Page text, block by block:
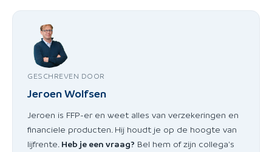
GESCHREVEN DOOR
Jeroen Wolfsen
Jeroen is FFP-er en weet alles van verzekeringen en
financiele producten. Hij houdt je op de hoogte van
lijfrente. Heb je een vraag? Bel hem of zijn collega's